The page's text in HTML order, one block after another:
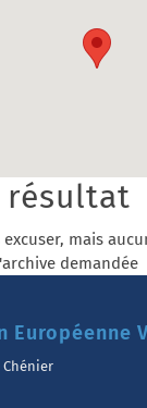
résultat
mais
demandée
Européenne
Chénier